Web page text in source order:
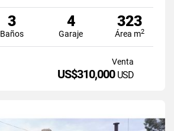
3
Baños
4
Garaje
323
Área m2
Venta
US$310,000 USD